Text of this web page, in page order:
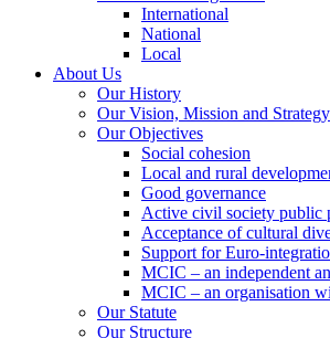
International
National
Local
About Us
Our History
Our Vision, Mission and Strategy
Our Objectives
Social cohesion
Local and rural
Good governance
Active civil society public
Acceptance of cultural
Support for Euro-
MCIC – an independent
MCIC – an organisation
Our Statute
Our Structure